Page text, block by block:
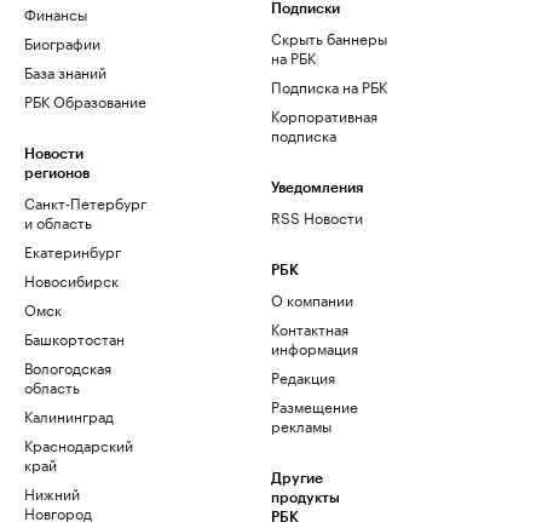
Финансы
Биографии
База знаний
РБК Образование
Новости
регионов
Санкт-Петербург
и область
Екатеринбург
Новосибирск
Омск
Башкортостан
Вологодская
область
Калининград
Краснодарский
край
Нижний
Новгород
Подписки
Скрыть баннеры
на РБК
Подписка на РБК
Корпоративная
подписка
Уведомления
RSS Новости
РБК
О компании
Контактная
информация
Редакция
Размещение
рекламы
Другие
продукты
РБК